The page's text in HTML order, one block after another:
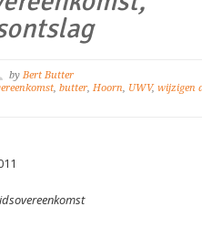
by Bert Butter
, butter, Hoorn, UWV, wijzigen